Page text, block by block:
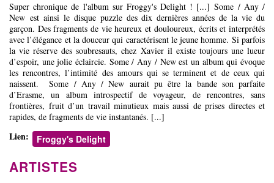
Super chronique de l'album sur Froggy's Delight ! [...] Some / Any /
New est ainsi le disque puzzle des dix dernières années de la vie du
garçon. Des fragments de vie heureux et douloureux, écrits et interprétés
avec l’élégance et la douceur qui caractérisent le jeune homme. Si parfois
la vie réserve des soubresauts, chez Xavier il existe toujours une lueur
d’espoir, une jolie éclaircie. Some / Any / New est un album qui évoque
les rencontres, l’intimité des amours qui se terminent et de ceux qui
naissent. Some / Any / New aurait pu être la bande son parfaite
d’Erasme, un album introspectif de voyageur, de rencontres, sans
frontières, fruit d’un travail minutieux mais aussi de prises directes et
rapides, de fragments de vie instantanés. [...]
Lien: Froggy's Delight
ARTISTES